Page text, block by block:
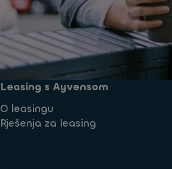
Leasing s Ayvensom
O leasingu
Rješenja za leasing